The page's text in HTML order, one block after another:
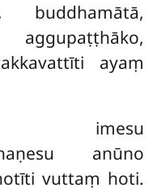
buddhamātā,
ayaṃ
imesu
anūno
vuttaṃ hoti.